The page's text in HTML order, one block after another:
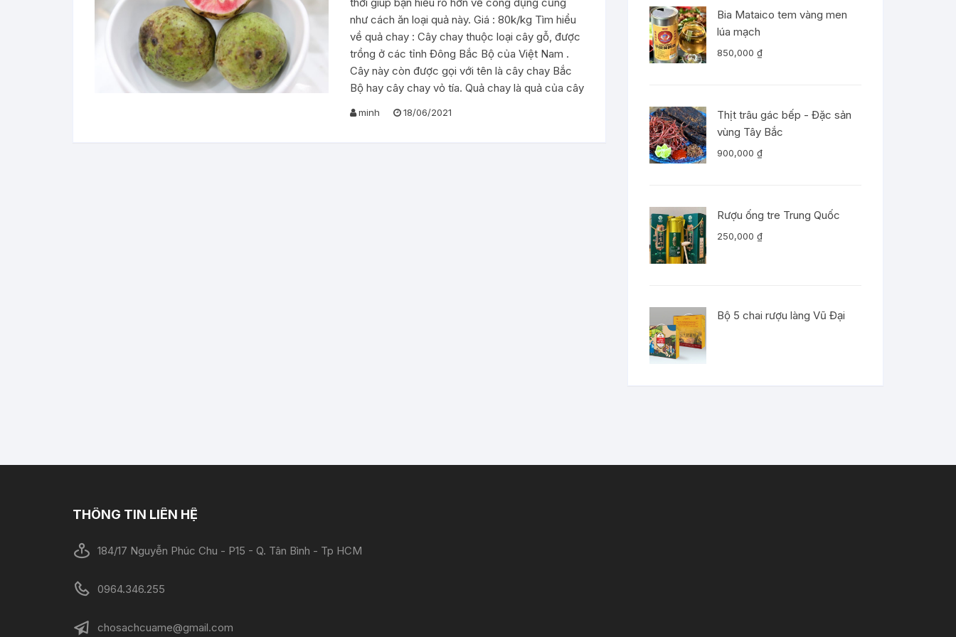
như cách ăn loại quả này. Giá : 80k/kg Tìm hiểu
về quả chay : Cây chay thuộc loại cây gỗ, được
trồng ở các tỉnh Đông Bắc Bộ của Việt Nam .
Cây này còn được gọi với tên là cây chay Bắc
Bộ hay cây chay vỏ tía. Quả chay là quả của cây
minh 18/06/2021
Bia Mataico tem vàng men
lúa mạch
850,000 ₫
Thịt trâu gác bếp - Đặc sản
vùng Tây Bắc
900,000 ₫
Rượu ống tre Trung Quốc
250,000 ₫
Bộ 5 chai rượu làng Vũ Đại
THÔNG TIN LIÊN HỆ
184/17 Nguyễn Phúc Chu - P15 - Q. Tân Bình - Tp HCM
0964.346.255
chosachcuame@gmail.com